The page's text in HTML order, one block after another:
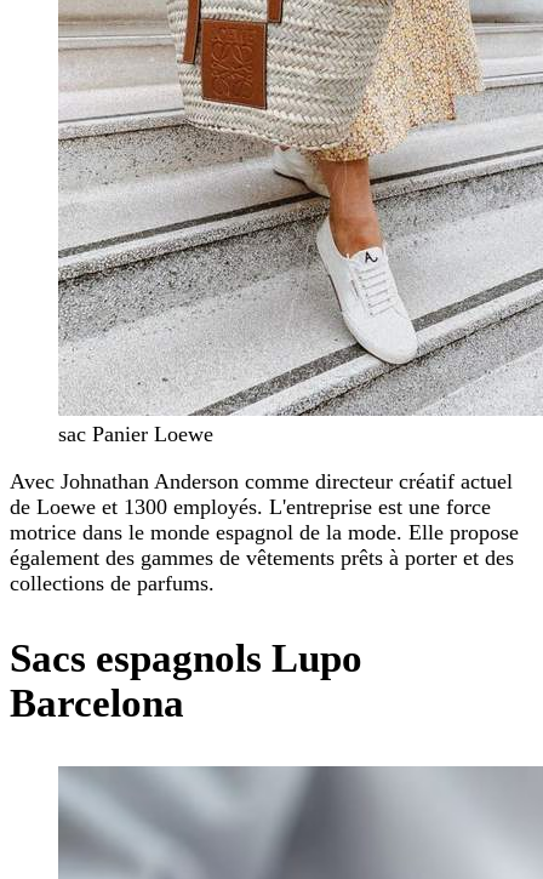
sac Panier Loewe
Avec Johnathan Anderson comme directeur créatif actuel
de Loewe et 1300 employés. L'entreprise est une force
motrice dans le monde espagnol de la mode. Elle propose
également des gammes de vêtements prêts à porter et des
collections de parfums.
Sacs espagnols Lupo
Barcelona